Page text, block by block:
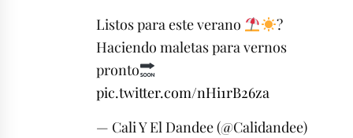
Listos para este verano
?
Haciendo maletas para vernos
pronto
pic.twitter.com/nHi1rB26za
— Cali Y El Dandee (@Calidandee)